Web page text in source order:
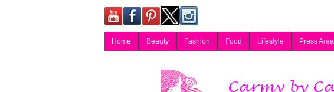
Home Beauty Fashion Food Lifestyle Press Area